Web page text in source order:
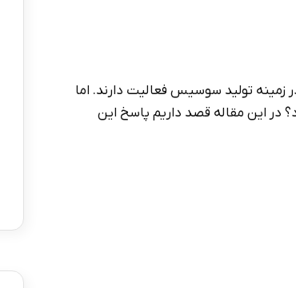
زمینه تولید سوسیس فعالیت دارند. اما
در این مقاله قصد داریم پاسخ این